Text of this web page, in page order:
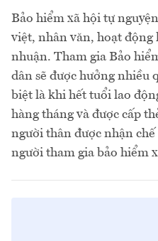
Bảo hiểm xã hội tự
việt, nhân văn, hoạt
nhuận. Tham gia Bảo
dân sẽ được hưởng nhiều
biệt là khi hết tuổi lao
hàng tháng và được cấp
người thân được nhận
người tham gia bảo hiểm